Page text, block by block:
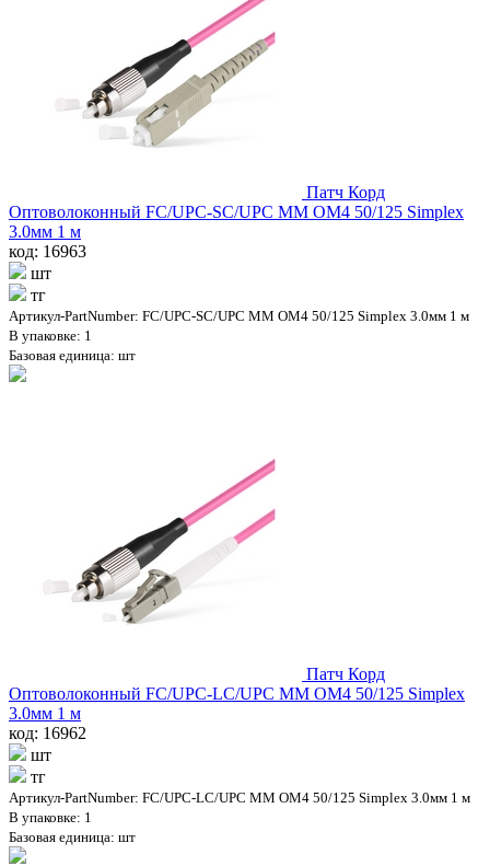
Патч Корд
Оптоволоконный FC/UPC-SC/UPC MM OM4 50/125 Simplex
3.0мм 1 м
код: 16963
шт
тг
Артикул-PartNumber: FC/UPC-SC/UPC MM OM4 50/125 Simplex 3.0мм 1 м
В упаковке: 1
Базовая единица: шт
Патч Корд
Оптоволоконный FC/UPC-LC/UPC MM OM4 50/125 Simplex
3.0мм 1 м
код: 16962
шт
тг
Артикул-PartNumber: FC/UPC-LC/UPC MM OM4 50/125 Simplex 3.0мм 1 м
В упаковке: 1
Базовая единица: шт